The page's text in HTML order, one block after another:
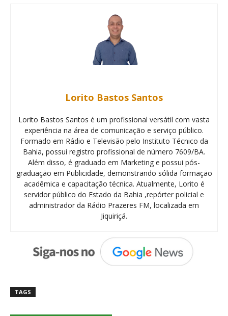
Lorito Bastos Santos
Lorito Bastos Santos é um profissional versátil com vasta
experiência na área de comunicação e serviço público.
Formado em Rádio e Televisão pelo Instituto Técnico da
Bahia, possui registro profissional de número 7609/BA.
Além disso, é graduado em Marketing e possui pós-
graduação em Publicidade, demonstrando sólida formação
acadêmica e capacitação técnica. Atualmente, Lorito é
servidor público do Estado da Bahia ,repórter policial e
administrador da Rádio Prazeres FM, localizada em
Jiquiriçá.
TAGS